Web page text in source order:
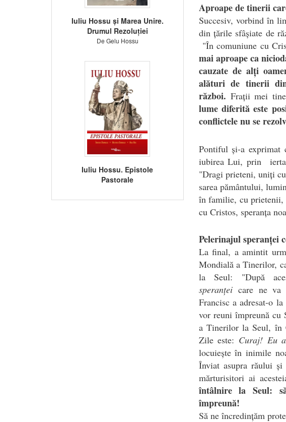
Iuliu Hossu și Marea Unire.
Drumul Rezoluției
De Gelu Hossu
Iuliu Hossu. Epistole
Pastorale
Aproape de tinerii
Succesiv, vorbind în
din țările sfâșiate de
"În comuniune cu
mai aproape ca
cauzate de alți
alături de tinerii
război. Frații mei
lume diferită este
conflictele nu se
Pontiful și-a exprimat
iubirea Lui, prin
"Dragi prieteni, uniți
sarea pământului,
în familie, cu prietenii,
cu Cristos, speranța
Pelerinajul speranței
La final, a amintit
Mondială a Tinerilor,
la Seul: "După
speranțeicare ne va
Francisc a adresat-o
vor reuni împreună cu
a Tinerilor la Seul, în
Zile este: Curaj! Eu
locuiește în inimile
Înviat asupra răului
mărturisitori ai
întâlnire la Seul:
împreună!
Să ne încredințăm